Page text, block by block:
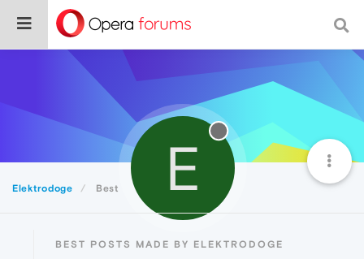
Elektrodoge Best E
BEST POSTS MADE BY ELEKTRODOGE